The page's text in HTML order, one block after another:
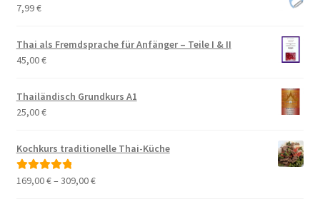
7,99€
Thai als Fremdsprache für Anfänger – Teile I & II
45,00€
Thailändisch Grundkurs A1
25,00€
Kochkurs traditionelle Thai-Küche
Bewertet mit
169,00€– 309,00€